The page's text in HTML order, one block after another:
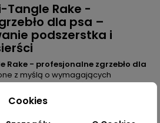
Tangle Rake -
dla psa –
podszerstka i
Rake - profesjonalne zgrzebło dla
z myślą o wymagających
Dzięki przemyślanej konstrukcji
wypadającej sierści i nadmiaru
dbając o połysk i zdrowy wygląd
Cookies